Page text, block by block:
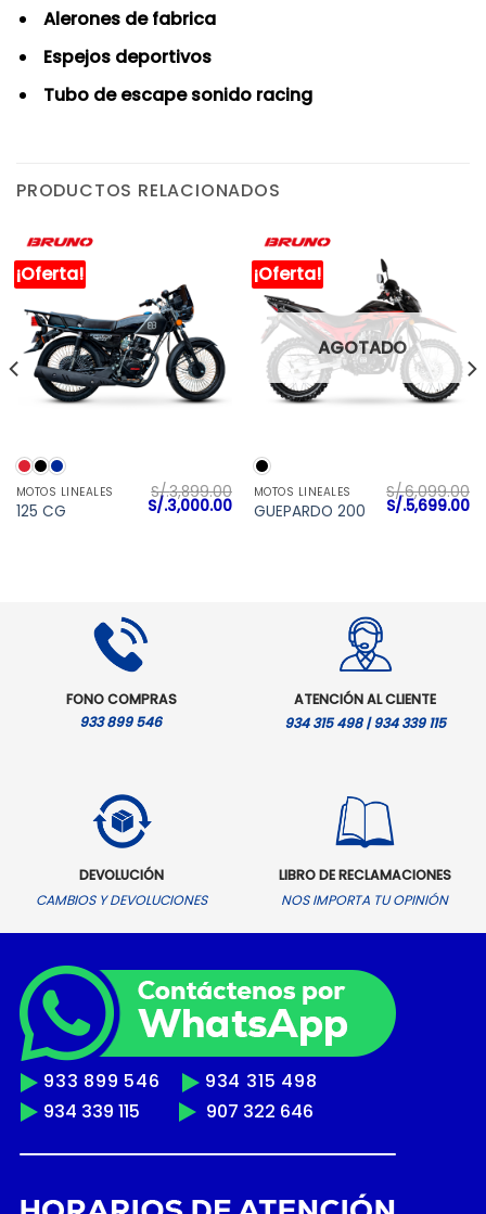
Alerones de fabrica
Espejos deportivos
Tubo de escape sonido racing
PRODUCTOS RELACIONADOS
¡Oferta!
MOTOS LINEALES
125 CG
S/.3,899.00
El
precio
S/.3,000.00El
precio
¡Oferta!
AGOTADO
MOTOS LINEALES
GUEPARDO 200
S/.6,099.00
El
precio
S/.5,699.00El
FONO COMPRAS
933 899 546
ATENCIÓN AL CLIENTE
934 315 498 | 934 339 115
DEVOLUCIÓN
CAMBIOS Y DEVOLUCIONES
LIBRO DE RECLAMACIONES
NOS IMPORTA TU OPINIÓN
933 899 546
934 315 498
934 339 115
907 322 646